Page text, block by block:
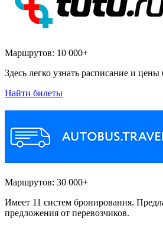
Маршрутов: 10 000+
Здесь легко узнать расписание и
Найти билеты
Маршрутов: 30 000+
Имеет 11 систем бронирования.
предложения от перевозчиков.